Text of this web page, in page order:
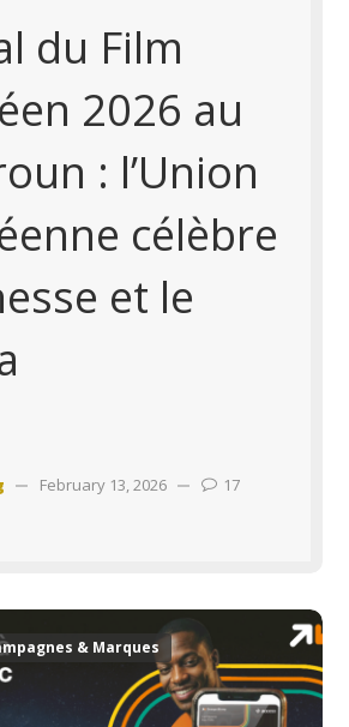
du Film
2026 au
: l’Union
célèbre
et le
February 13, 2026 17
& Marques